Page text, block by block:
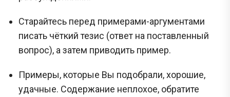
Старайтесь перед примерами-аргументами
писать чёткий тезис (ответ на поставленный
вопрос), а затем приводить пример.
Примеры, которые Вы подобрали, хорошие,
удачные. Содержание неплохое, обратите